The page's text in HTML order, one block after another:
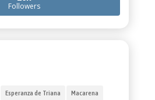
Followers
Esperanza de Triana Macarena